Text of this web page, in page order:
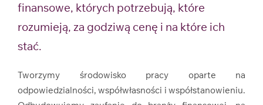
finansowe, których potrzebują, które
rozumieją, za godziwą cenę i na które ich
stać.
Tworzymy środowisko pracy oparte na
odpowiedzialności, współwłasności i współstanowieniu.